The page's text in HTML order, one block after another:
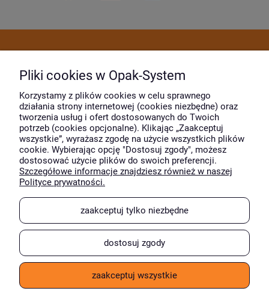
Moje konto
O firmie
Wyróżnili nas
Pliki cookies w Opak-System
Korzystamy z plików cookies w celu sprawnego
działania strony internetowej (cookies niezbędne) oraz
tworzenia usług i ofert dostosowanych do Twoich
potrzeb (cookies opcjonalne). Klikając „Zaakceptuj
wszystkie”, wyrażasz zgodę na użycie wszystkich plików
cookie. Wybierając opcję "Dostosuj zgody", możesz
dostosować użycie plików do swoich preferencji.
Szczegółowe informacje znajdziesz również w naszej
Polityce prywatności.
zaakceptuj tylko niezbędne
dostosuj zgody
zaakceptuj wszystkie